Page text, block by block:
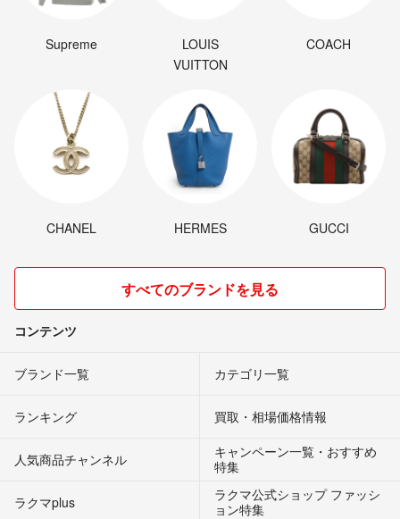
Supreme
LOUIS
VUITTON
COACH
CHANEL HERMES GUCCI
すべてのブランドを見る
コンテンツ
ブランド一覧 カテゴリ一覧
ランキング 買取・相場価格情報
人気商品チャンネル
キャンペーン一覧・おすすめ
特集
ラクマplus
ラクマ公式ショップ ファッシ
ョン特集